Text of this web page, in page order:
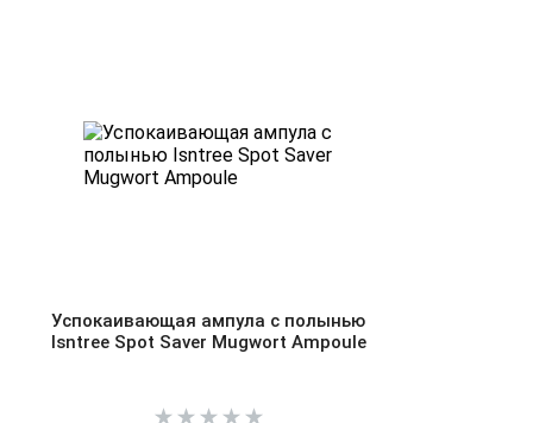
Успокаивающая ампула с полынью
Isntree Spot Saver Mugwort Ampoule